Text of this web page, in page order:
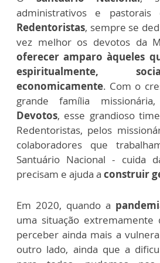
administrativos e pastorais
Redentoristas, sempre se
vez melhor os devotos da
oferecer amparo àqueles
espiritualmente,
economicamente. Com o
grande família
Devotos, esse grandioso
Redentoristas, pelos
colaboradores que
Santuário Nacional - cuida
precisam e ajuda a construir
Em 2020, quando a
uma situação extremamente
perceber ainda mais a
outro lado, ainda que a